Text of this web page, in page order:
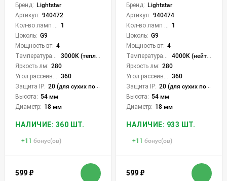
Бренд: Lightstar
Артикул: 940472
1
Цоколь: G9
Мощность вт: 4
3000K (теплый)
Яркость лм: 280
360
Защита IP: 20 (для сухих пом.)
Высота: 54 мм
Диаметр: 18 мм
НАЛИЧИЕ: 360 ШТ.
+11 бонус(ов)
599 ₽
Бренд: Lightstar
Артикул: 940474
1
Цоколь: G9
Мощность вт: 4
4000K (нейтральный)
Яркость лм: 280
360
Защита IP: 20 (для сухих пом.)
Высота: 54 мм
Диаметр: 18 мм
НАЛИЧИЕ: 933 ШТ.
+11 бонус(ов)
599 ₽